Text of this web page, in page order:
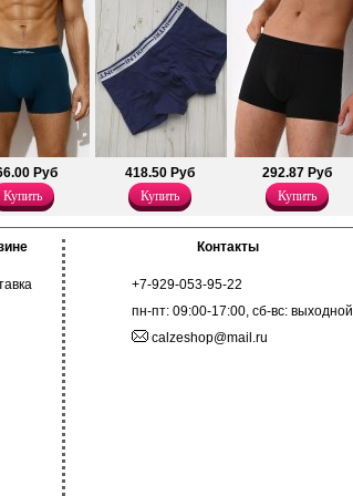
Руб
Купить
418.50 Руб
Купить
292.87 Руб
Купить
Контакты
+7-929-053-95-22
пн-пт: 09:00-17:00, сб-вс: выходной
calzeshop@mail.ru